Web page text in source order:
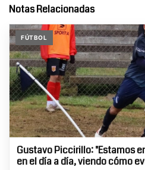
Notas Relacionadas
FÚTBOL
Gustavo Piccirillo: "Estamos
en el día a día, viendo cómo